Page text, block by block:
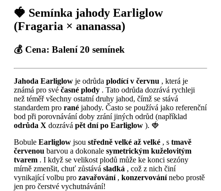
🍓 Semínka jahody Earliglow
(Fragaria × ananassa)
💰 Cena: Balení 20 semínek
Jahoda Earliglow je odrůda plodící v červnu , která je
známá pro své časné plody . Tato odrůda dozrává rychleji
než téměř všechny ostatní druhy jahod, čímž se stává
standardem pro rané jahody. Často se používá jako referenční
bod při porovnávání doby zrání jiných odrůd (například
odrůda X dozrává pět dní po Earliglow ). 🍓
Bobule Earliglow jsou středně velké až velké , s tmavě
červenou barvou a dokonale symetrickým kuželovitým
tvarem . I když se velikost plodů může ke konci sezóny
mírně zmenšit, chuť zůstává sladká , což z nich činí
vynikající volbu pro zavařování, konzervovánínebo prostě
jen pro čerstvé vychutnávání!